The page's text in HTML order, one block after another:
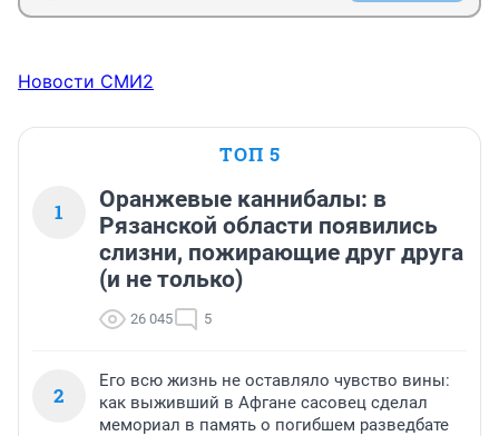
Новости СМИ2
ТОП 5
1
Оранжевые каннибалы: в
Рязанской области появились
слизни, пожирающие друг друга
(и не только)
26 045 5
2
Его всю жизнь не оставляло чувство вины:
как выживший в Афгане сасовец сделал
мемориал в память о погибшем разведбате